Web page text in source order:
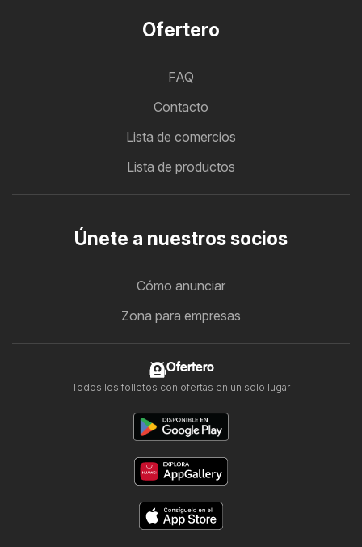
Ofertero
FAQ
Contacto
Lista de comercios
Lista de productos
Únete a nuestros socios
Cómo anunciar
Zona para empresas
Ofertero
Todos los folletos con ofertas en un solo lugar